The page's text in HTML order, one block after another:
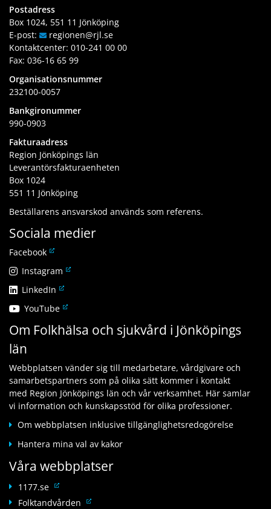
Postadress
Box 1024, 551 11 Jönköping
E-post:
regionen@rjl.se
Kontaktcenter: 010-241 00 00
Fax: 036-16 65 99
Organisationsnummer
232100-0057
Bankgironummer
990-0903
Fakturaadress
Region Jönköpings län
Leverantörsfakturaenheten
Box 1024
551 11 Jönköping
Beställarens ansvarskod används som referens.
Sociala medier
FacebookL
n
k
i
l
n
n
a
n
e
b
p
a
t
Instagram L
ä
k
i
a
n
n
a
n
e
b
b
l
LinkedIn L
n
k
l
l
a
n
a
n
e
p
YouTubeL
n
i
l
l
a
n
a
w
b
Om Folkhälsa och sjukvård i Jönköpings
län
Webbplatsen vänder sig till medarbetare, vårdgivare och
samarbetspartners som på olika sätt kommer i kontakt
med Region Jönköpings län och vår verksamhet. Här samlar
vi information och kunskapsstöd för olika professioner.
Om webbplatsen inklusive tillgänglighetsredogörelse
Hantera mina val av kakor
Våra webbplatser
1177.se L
ä
Folktandvården L